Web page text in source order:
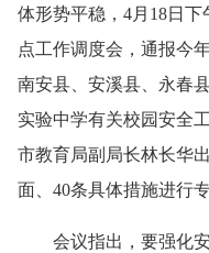
体形势平稳，4月18日
点工作调度会，通报今
南安县、安溪县、永春
实验中学有关校园安全
市教育局副局长林长华
面、40条具体措施进行
会议指出，要强化安